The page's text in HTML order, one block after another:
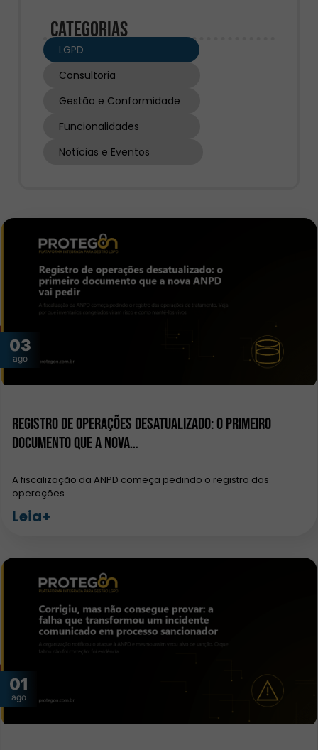
03
ago
Registro de operações desatualizado: o primeiro
documento que a nova…
A fiscalização da ANPD começa pedindo o registro das
operações…
Leia+
01
ago
Categorias
LGPD
Consultoria
Gestão e Conformidade
Funcionalidades
Notícias e Eventos